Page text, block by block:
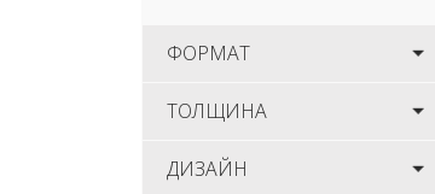
ФОРМАТ
ТОЛЩИНА
ДИЗАЙН